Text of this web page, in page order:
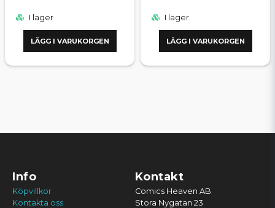
I lager
LÄGG I VARUKORGEN
I lager
LÄGG I VARUKORGEN
Info
Köpvillkor
Kontakta oss
Kontakt
Comics Heaven AB
Stora Nygatan 23